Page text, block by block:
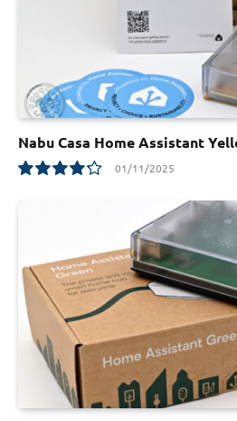
Nabu Casa Home Assistant
01/11/2025